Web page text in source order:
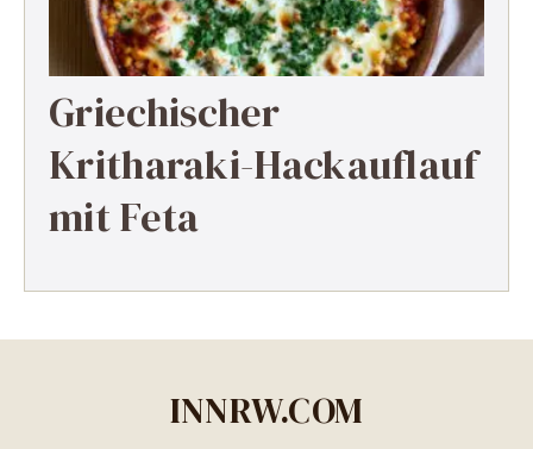
Griechischer
Kritharaki-Hackauflauf
mit Feta
INNRW.COM